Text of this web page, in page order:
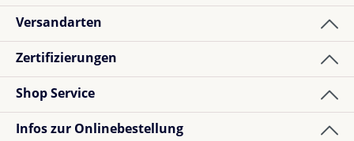
Versandarten
Zertifizierungen
Shop Service
Infos zur Onlinebestellung